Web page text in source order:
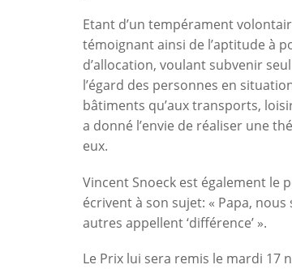
Etant d’un tempérament
témoignant ainsi de l’aptitude à
d’allocation, voulant subvenir
l’égard des personnes en
bâtiments qu’aux transports,
a donné l’envie de réaliser une
eux.
Vincent Snoeck est également
écrivent à son sujet: « Papa,
autres appellent ‘différence’ ».
Le Prix lui sera remis le mardi 17